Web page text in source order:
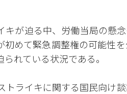
が迫る中、労働当局の懸
めて緊急調整権の可能性
れている状況である。
ライキに関する国民向け